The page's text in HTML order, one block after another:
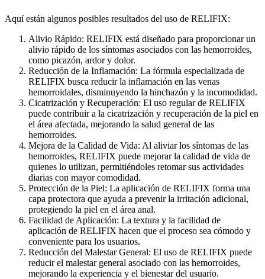
Aquí están algunos posibles resultados del uso de RELIFIX:
Alivio Rápido: RELIFIX está diseñado para proporcionar un
alivio rápido de los síntomas asociados con las hemorroides,
como picazón, ardor y dolor.
Reducción de la Inflamación: La fórmula especializada de
RELIFIX busca reducir la inflamación en las venas
hemorroidales, disminuyendo la hinchazón y la incomodidad.
Cicatrización y Recuperación: El uso regular de RELIFIX
puede contribuir a la cicatrización y recuperación de la piel en
el área afectada, mejorando la salud general de las
hemorroides.
Mejora de la Calidad de Vida: Al aliviar los síntomas de las
hemorroides, RELIFIX puede mejorar la calidad de vida de
quienes lo utilizan, permitiéndoles retomar sus actividades
diarias con mayor comodidad.
Protección de la Piel: La aplicación de RELIFIX forma una
capa protectora que ayuda a prevenir la irritación adicional,
protegiendo la piel en el área anal.
Facilidad de Aplicación: La textura y la facilidad de
aplicación de RELIFIX hacen que el proceso sea cómodo y
conveniente para los usuarios.
Reducción del Malestar General: El uso de RELIFIX puede
reducir el malestar general asociado con las hemorroides,
mejorando la experiencia y el bienestar del usuario.